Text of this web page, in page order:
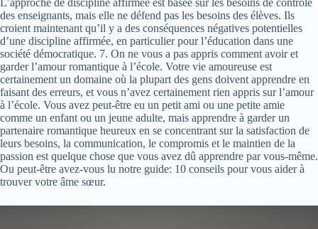
L’approche de discipline affirmée est basée sur les besoins de contrôle
des enseignants, mais elle ne défend pas les besoins des élèves. Ils
croient maintenant qu’il y a des conséquences négatives potentielles
d’une discipline affirmée, en particulier pour l’éducation dans une
société démocratique. 7. On ne vous a pas appris comment avoir et
garder l’amour romantique à l’école. Votre vie amoureuse est
certainement un domaine où la plupart des gens doivent apprendre en
faisant des erreurs, et vous n’avez certainement rien appris sur l’amour
à l’école. Vous avez peut-être eu un petit ami ou une petite amie
comme un enfant ou un jeune adulte, mais apprendre à garder un
partenaire romantique heureux en se concentrant sur la satisfaction de
leurs besoins, la communication, le compromis et le maintien de la
passion est quelque chose que vous avez dû apprendre par vous-même.
Ou peut-être avez-vous lu notre guide: 10 conseils pour vous aider à
trouver votre âme sœur.